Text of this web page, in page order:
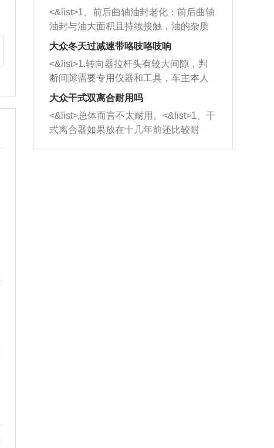
西取出来。但如果是因为积碳过多引起
的堵塞，就需要将三元催化器泡在草酸
洗剂对堵塞的情况得到解决，将清洗剂
放在燃油箱中，与燃油混合后，车辆启
动时，就可以和汽油一起进入到燃烧
室，最后形成废气排出，就可以让三元
催化器得到清洗，排气管堵塞的情况就
能够得到解决。
一圈半的练习，往右同样也要打相同的
圈数。 <&list>3、最后强调要反复练
习，这样就可以形成肌肉记忆，在真实
驾驶车辆时，不需要记忆也能打好方
向。
<&list>1、前后曲轴油封老化：前后曲轴
油封与油大面积且持续接触，油的杂质
和发动机内持续温度变化使其密封效果
逐渐减弱，导致渗油或漏油。<&list>2、
活塞间隙过大：积碳会使活塞环与缸体
的间隙扩大，导致机油流入燃烧室中，
造成烧机油。<&list>3、机油粘度。使用
机油粘度过小的话，同样会有烧机油现
象，机油粘度过小具有很好的流动性，
大众冬天过减速带咯吱咯吱响
<&list>1.转向器拉杆头有较大间隙，判
断间隙需要专用仪器和工具，车主本人
无法制作，需要将车辆送到修理厂或4s
店；<&list>2.车辆半轴套管防尘罩破
裂，破裂后会出现漏油现象，使半轴磨
损严重，磨损的半轴容易损坏，产生异
响；<&list>3.稳定器的转向胶套和球头
大众干式双离合耐用吗
<&list>总体而言不太耐用。<&list>1、干
式离合器如果放在十几年前还比较耐